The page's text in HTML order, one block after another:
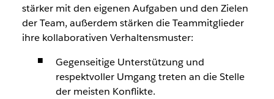
stärker mit den eigenen Aufgaben und den Zielen
der Team, außerdem stärken die Teammitglieder
ihre kollaborativen Verhaltensmuster:
Gegenseitige Unterstützung und
respektvoller Umgang treten an die Stelle
der meisten Konflikte.